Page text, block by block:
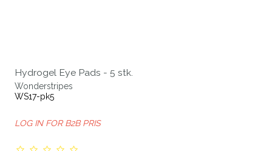
Hydrogel Eye Pads - 5 stk.
Wonderstripes
WS17-pk5
LOG IN FOR B2B PRIS